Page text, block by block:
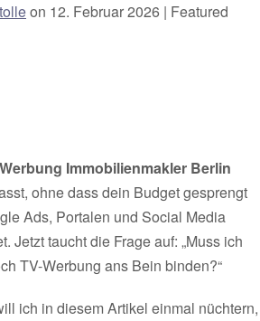
on 12. Februar 2026 | Featured
Immobilienmakler Berlin
ohne dass dein Budget gesprengt
Ads, Portalen und Social Media
Jetzt taucht die Frage auf: „Muss ich
TV-Werbung ans Bein binden?“
ich in diesem Artikel einmal nüchtern,